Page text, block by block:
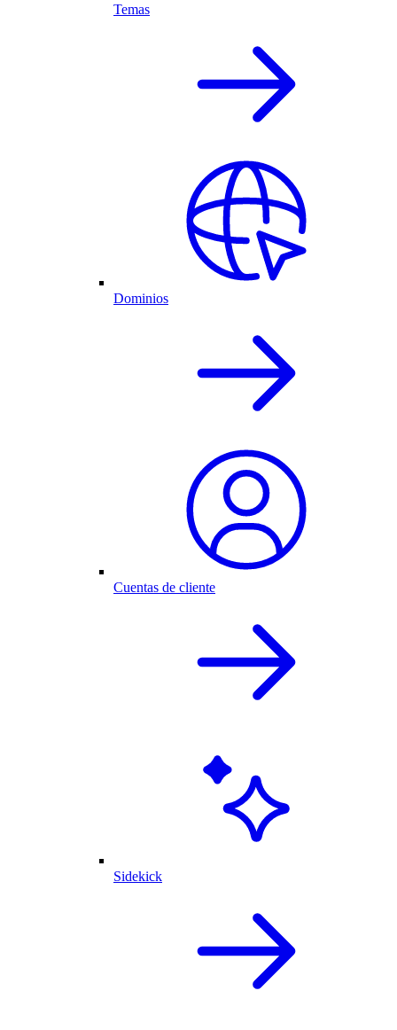
Temas
Dominios
Cuentas de cliente
Sidekick